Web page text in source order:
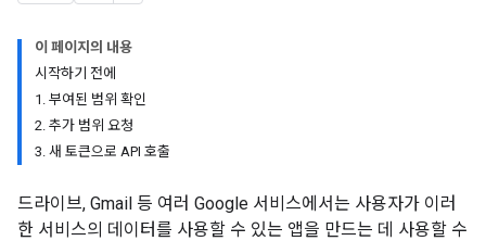
이 페이지의 내용
시작하기 전에
1. 부여된 범위 확인
2. 추가 범위 요청
3. 새 토큰으로 API 호출
드라이브, Gmail 등 여러 Google 서비스에서는 사용자가 이러
한 서비스의 데이터를 사용할 수 있는 앱을 만드는 데 사용할 수